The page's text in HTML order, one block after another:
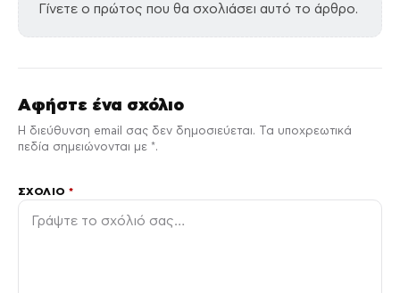
Γίνετε ο πρώτος που θα σχολιάσει αυτό το άρθρο.
Αφήστε ένα σχόλιο
Η διεύθυνση email σας δεν δημοσιεύεται. Τα υποχρεωτικά
πεδία σημειώνονται με *.
ΣΧΌΛΙΟ*